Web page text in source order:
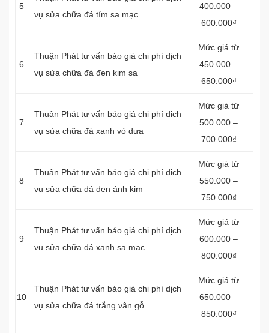
5
vụ sửa chữa đá tím sa mạc
400.000 –
600.000₫
6
Thuận Phát tư vấn báo giá chi phí dịch
vụ sửa chữa đá đen kim sa
Mức giá từ
450.000 –
650.000₫
7
Thuận Phát tư vấn báo giá chi phí dịch
vụ sửa chữa đá xanh vỏ dưa
Mức giá từ
500.000 –
700.000₫
8
Thuận Phát tư vấn báo giá chi phí dịch
vụ sửa chữa đá đen ánh kim
Mức giá từ
550.000 –
750.000₫
9
Thuận Phát tư vấn báo giá chi phí dịch
vụ sửa chữa đá xanh sa mạc
Mức giá từ
600.000 –
800.000₫
10
Thuận Phát tư vấn báo giá chi phí dịch
vụ sửa chữa đá trắng vân gỗ
Mức giá từ
650.000 –
850.000₫